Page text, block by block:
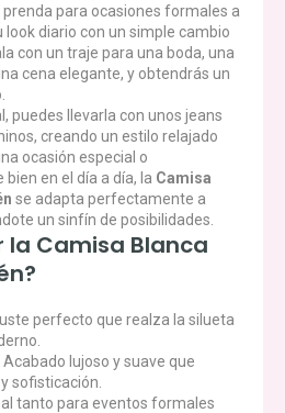
para ocasiones formales a
diario con un simple cambio
con un traje para una boda, una
cena elegante, y obtendrás un
puedes llevarla con unos jeans
creando un estilo relajado
ocasión especial o
en el día a día, la Camisa
se adapta perfectamente a
un sinfín de posibilidades.
la Camisa Blanca
perfecto que realza la silueta
Acabado lujoso y suave que
sofisticación.
tanto para eventos formales